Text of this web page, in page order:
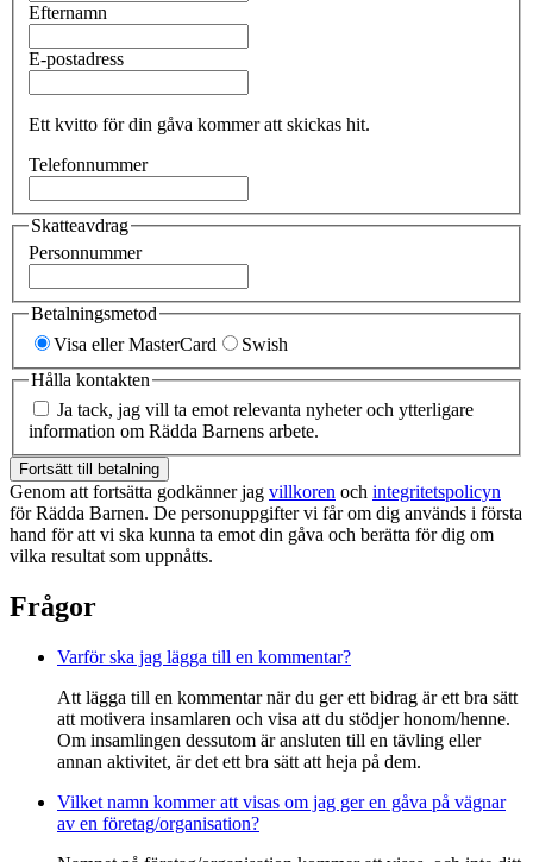
Efternamn
E-postadress
Ett kvitto för din gåva kommer att skickas hit.
Telefonnummer
Skatteavdrag
Personnummer
Betalningsmetod
Visa eller MasterCard
Swish
Hålla kontakten
Ja tack, jag vill ta emot relevanta nyheter och ytterligare
information om Rädda Barnens arbete.
Fortsätt till betalning
Genom att fortsätta godkänner jag villkoren och integritetspolicyn
för Rädda Barnen. De personuppgifter vi får om dig används i första
hand för att vi ska kunna ta emot din gåva och berätta för dig om
vilka resultat som uppnåtts.
Frågor
Varför ska jag lägga till en kommentar?
Att lägga till en kommentar när du ger ett bidrag är ett bra sätt
att motivera insamlaren och visa att du stödjer honom/henne.
Om insamlingen dessutom är ansluten till en tävling eller
annan aktivitet, är det ett bra sätt att heja på dem.
Vilket namn kommer att visas om jag ger en gåva på vägnar
av en företag/organisation?